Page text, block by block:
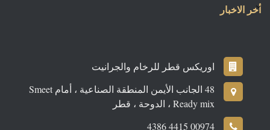
أخر الاخبار
اوريكس قطر للرخام والجرانيت
48 الجانب الأيمن المنطقة الصناعية ، أمام Smeet
Ready mix ، الدوحة ، قطر
00974 4415 4386